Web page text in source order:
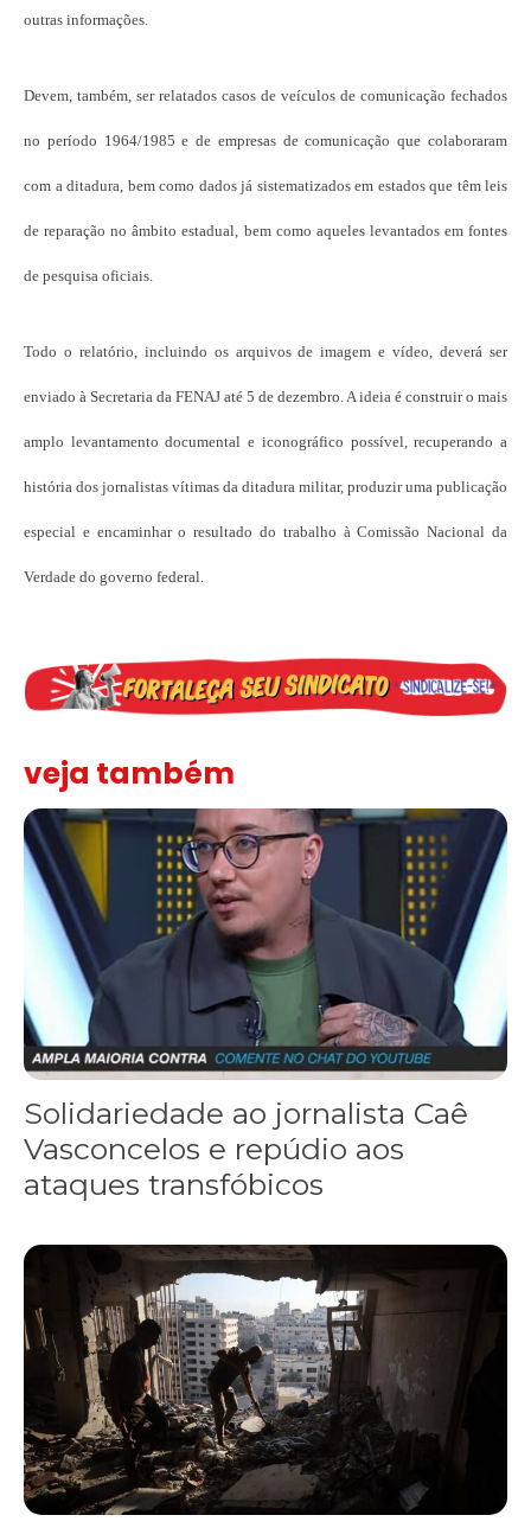
outras informações.
Devem, também, ser relatados casos de veículos de comunicação fechados
no período 1964/1985 e de empresas de comunicação que colaboraram
com a ditadura, bem como dados já sistematizados em estados que têm leis
de reparação no âmbito estadual, bem como aqueles levantados em fontes
de pesquisa oficiais.
Todo o relatório, incluindo os arquivos de imagem e vídeo, deverá ser
enviado à Secretaria da FENAJ até 5 de dezembro. A ideia é construir o mais
amplo levantamento documental e iconográfico possível, recuperando a
história dos jornalistas vítimas da ditadura militar, produzir uma publicação
especial e encaminhar o resultado do trabalho à Comissão Nacional da
Verdade do governo federal.
veja também
Solidariedade ao jornalista Caê Vasconcelos e repúdio aos
Solidariedade ao jornalista Caê
Vasconcelos e repúdio aos
ataques transfóbicos
“Funeral para toda Gaza” — enquanto o Conselho da Paz